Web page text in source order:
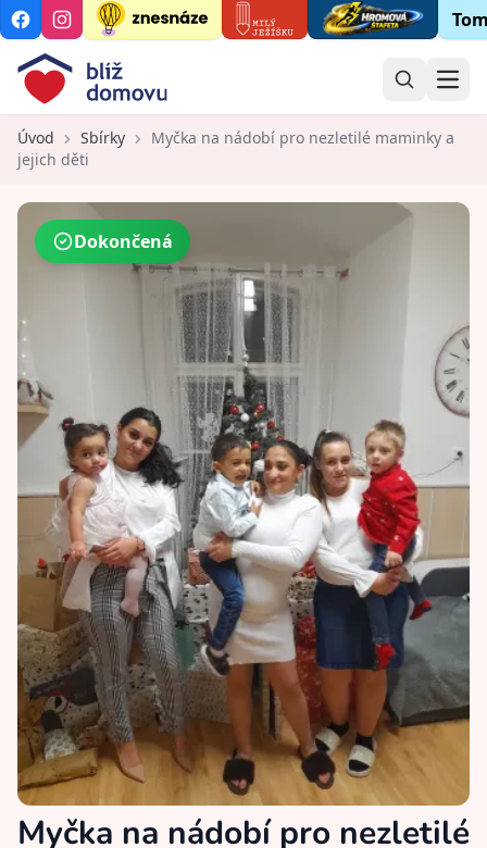
Úvod Sbírky
Myčka na nádobí pro nezletilé maminky a
jejich děti
Dokončená
Myčka na nádobí pro nezletilé